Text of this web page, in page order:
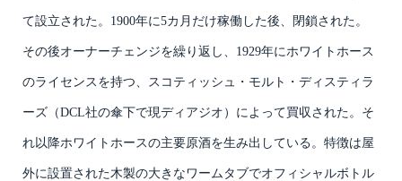
て設立された。1900年に5カ月だけ稼働した後、閉鎖された。
その後オーナーチェンジを繰り返し、1929年にホワイトホース
のライセンスを持つ、スコティッシュ・モルト・ディスティラ
ーズ（DCL社の傘下で現ディアジオ）によって買収された。そ
れ以降ホワイトホースの主要原酒を生み出している。特徴は屋
外に設置された木製の大きなワームタブでオフィシャルボトル